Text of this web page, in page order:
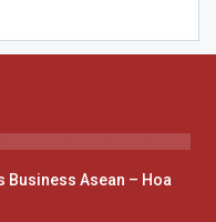
Business Asean – Hoa